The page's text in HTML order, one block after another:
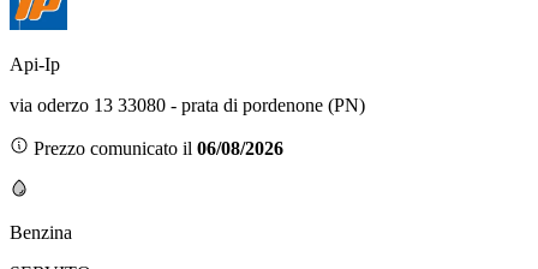
Api-Ip
via oderzo 13 33080 - prata di pordenone (PN)
Prezzo comunicato il 06/08/2026
Benzina